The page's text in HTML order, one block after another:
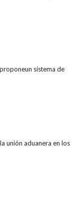
sistema de
unión aduanera en los